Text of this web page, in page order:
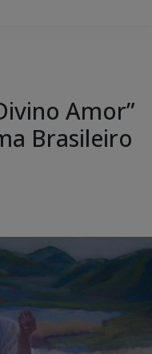
Amor”
Brasileiro